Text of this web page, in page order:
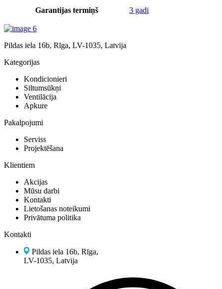
Garantijas termiņš 3 gadi
Pildas iela 16b, Rīga, LV-1035, Latvija
Kategorijas
Kondicionieri
Siltumsūkņi
Ventilācija
Apkure
Pakalpojumi
Serviss
Projektēšana
Klientiem
Akcijas
Mūsu darbi
Kontakti
Lietošanas noteikumi
Privātuma politika
Kontakti
Pildas iela 16b, Rīga,
LV-1035, Latvija